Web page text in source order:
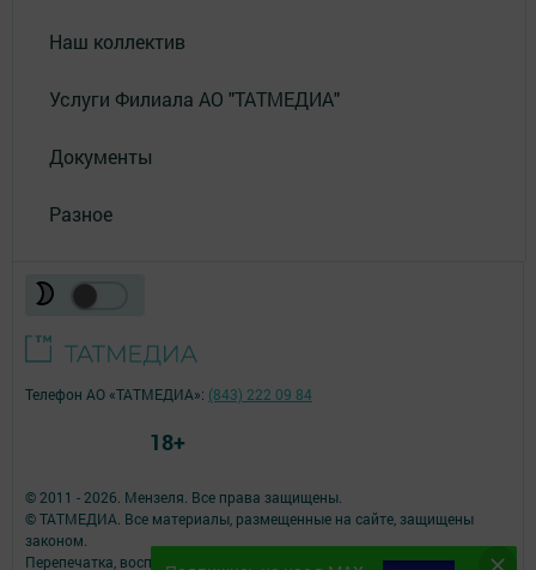
Наш коллектив
Услуги Филиала АО "ТАТМЕДИА"
Документы
Разное
© 2011 - 2026. Мензеля. Все права защищены.
© ТАТМЕДИА. Все материалы, размещенные на сайте, защищены
законом.
Перепечатка, воспроизведение и распространение в любом объеме
Телефон АО «ТАТМЕДИА»: (843) 222 09 84
18+